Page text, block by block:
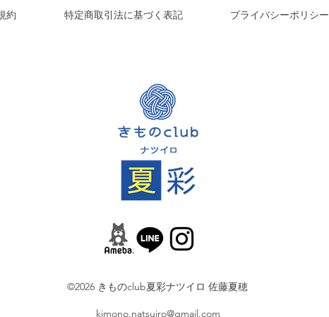
約 特定商取引法に基づく表記 プライバシーポリシー
©2026 きものclub夏彩ナツイロ 佐藤夏穂
kimono.natsuiro@gmail.com